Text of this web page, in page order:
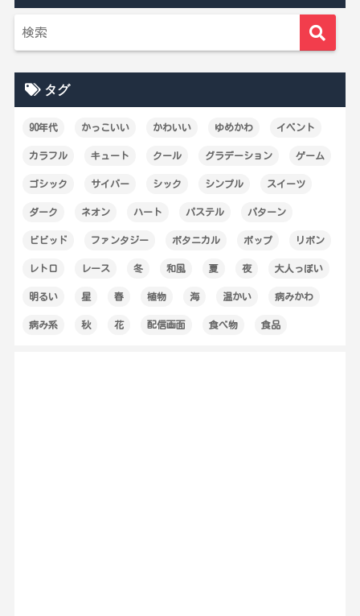
タグ
90年代 かっこいい かわいい ゆめかわ イベント
カラフル キュート クール グラデーション ゲーム
ゴシック サイバー シック シンプル スイーツ
ダーク ネオン ハート パステル パターン
ビビッド ファンタジー ボタニカル ポップ リボン
レトロ レース 冬 和風 夏 夜 大人っぽい
明るい 星 春 植物 海 温かい 病みかわ
病み系 秋 花 配信画面 食べ物 食品